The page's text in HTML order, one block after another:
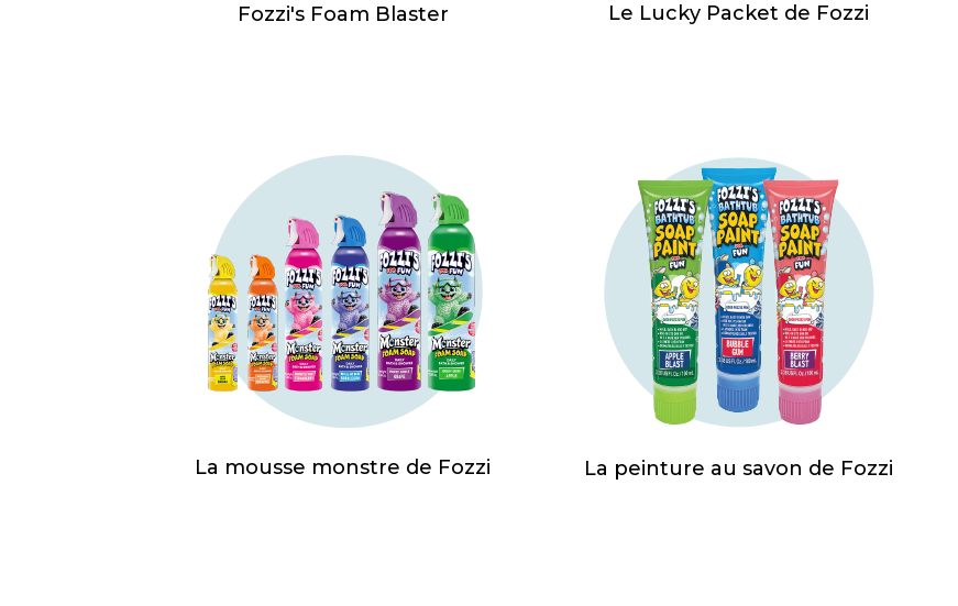
Fozzi's Foam Blaster Le Lucky Packet de Fozzi
La mousse monstre de Fozzi La peinture au savon de Fozzi